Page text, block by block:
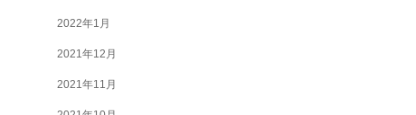
2022年1月
2021年12月
2021年11月